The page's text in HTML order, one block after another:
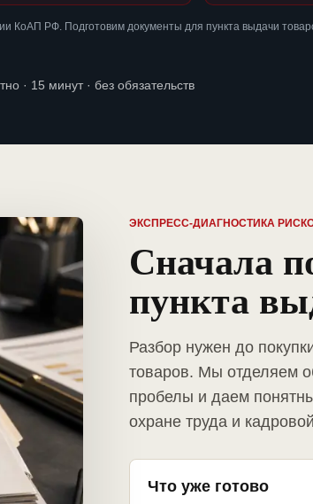
КоАП РФ. Подготовим документы для пункта выдачи
· 15 минут · без обязательств
ЭКСПРЕСС-ДИАГНОСТИКА
Сначала
пункта
Разбор нужен до
товаров. Мы отделяем
пробелы и даем
охране труда и
Что уже готово